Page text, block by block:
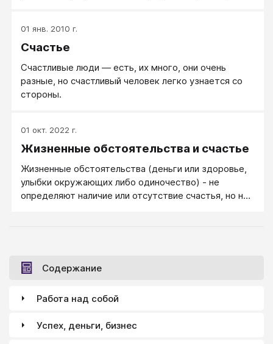
01 янв. 2010 г.
Счастье
Счастливые люди — есть, их много, они очень
разные, но счастливый человек легко узнается со
стороны.
01 окт. 2022 г.
Жизненные обстоятельства и счастье
Жизненные обстоятельства (деньги или здоровье,
улыбки окружающих либо одиночество) - не
определяют наличие или отсутствие счастья, но на
частью», со своей частью (долей) наследства, а без
части, без доли - обездоленный, несчастливый.
Содержание
Работа над собой
Успех, деньги, бизнес